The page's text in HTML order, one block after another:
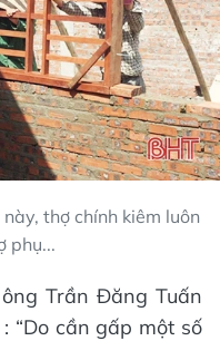
thợ chính kiêm luôn
phụ...
Trần Đăng Tuấn
“Do cần gấp một số